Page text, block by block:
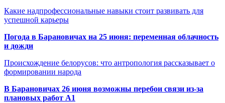
Какие надпрофессиональные навыки стоит развивать для
успешной карьеры
Погода в Барановичах на 25 июня: переменная облачность
и дожди
Происхождение белорусов: что антропология рассказывает о
формировании народа
В Барановичах 26 июня возможны перебои связи из-за
плановых работ A1